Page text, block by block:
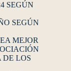
SEGÚN
SEGÚN
MEJOR
LOS